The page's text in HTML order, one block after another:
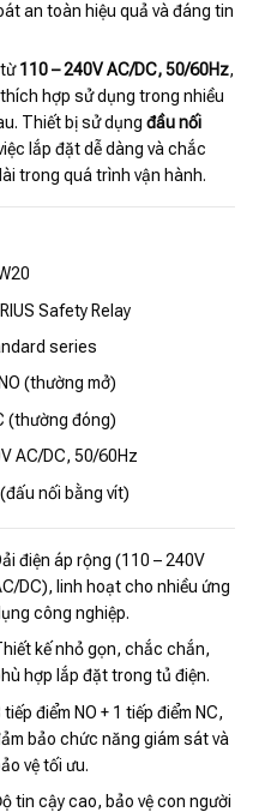
an toàn hiệu quả và đáng tin
110 – 240V AC/DC, 50/60Hz,
thích hợp sử dụng trong nhiều
Thiết bị sử dụng đầu nối
lắp đặt dễ dàng và chắc
trong quá trình vận hành.
Safety Relay
series
(thường mở)
(thường đóng)
AC/DC, 50/60Hz
nối bằng vít)
điện áp rộng (110 – 240V
DC), linh hoạt cho nhiều ứng
công nghiệp.
kế nhỏ gọn, chắc chắn,
hợp lắp đặt trong tủ điện.
tiếp điểm NO + 1 tiếp điểm NC,
bảo chức năng giám sát và
vệ tối ưu.
tin cậy cao, bảo vệ con người